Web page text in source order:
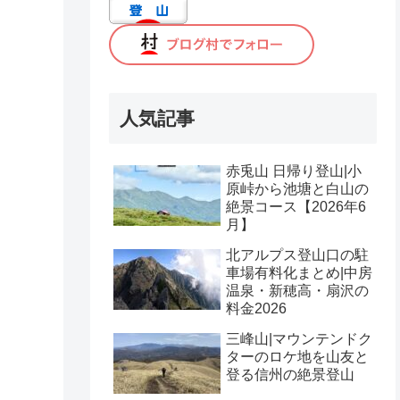
人気記事
赤兎山 日帰り登山|小
原峠から池塘と白山の
絶景コース【2026年6
月】
北アルプス登山口の駐
車場有料化まとめ|中房
温泉・新穂高・扇沢の
料金2026
三峰山|マウンテンドク
ターのロケ地を山友と
登る信州の絶景登山